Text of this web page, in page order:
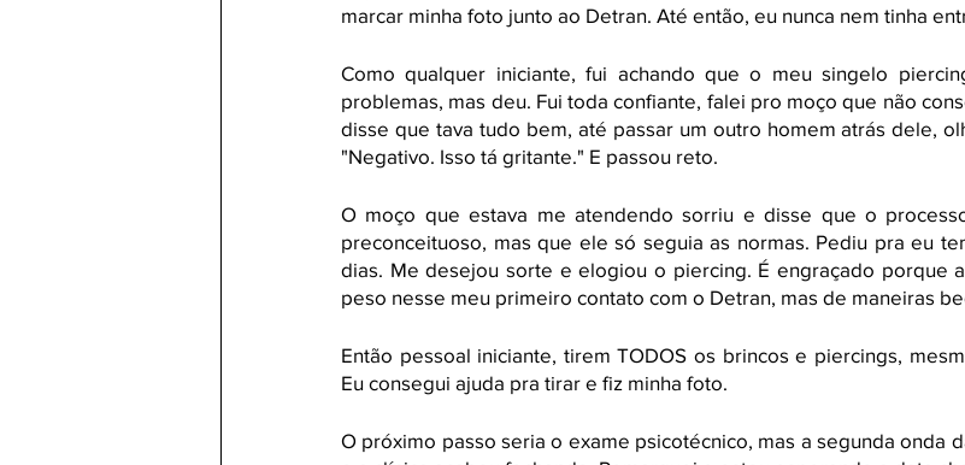
marcar minha foto junto ao Detran. Até então, eu nunca nem tinha
Como qualquer iniciante, fui achando que o meu singelo
problemas, mas deu. Fui toda confiante, falei pro moço que não
disse que tava tudo bem, até passar um outro homem atrás dele,
"Negativo. Isso tá gritante." E passou reto.
O moço que estava me atendendo sorriu e disse que o
preconceituoso, mas que ele só seguia as normas. Pediu pra eu
dias. Me desejou sorte e elogiou o piercing. É engraçado porque
peso nesse meu primeiro contato com o Detran, mas de maneiras
Então pessoal iniciante, tirem TODOS os brincos e piercings,
Eu consegui ajuda pra tirar e fiz minha foto.
O próximo passo seria o exame psicotécnico, mas a segunda onda